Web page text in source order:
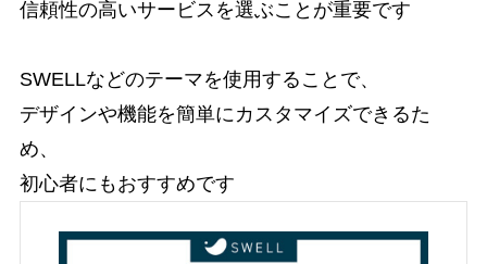
信頼性の高いサービスを選ぶことが重要です
SWELLなどのテーマを使用することで、
デザインや機能を簡単にカスタマイズできるた
め、
初心者にもおすすめです